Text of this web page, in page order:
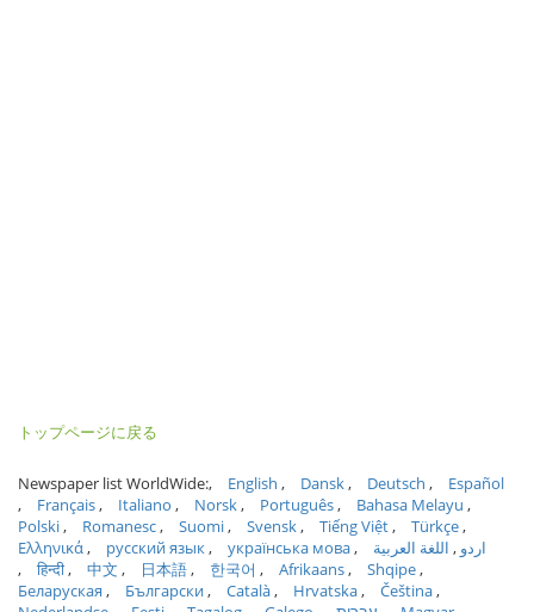
トップページに戻る
Newspaper list WorldWide: English Dansk Deutsch
Español
Français
Italiano Norsk Português
Bahasa Melayu
Polski
Romanesc Suomi Svensk Tiếng Việt
Türkçe
Ελληνικά
русский язык українська мова اردو
اللغة العربية
हिन्दी
中文 日本語 한국어 Afrikaans
Shqipe
Беларуская
Български Català Hrvatska
Čeština